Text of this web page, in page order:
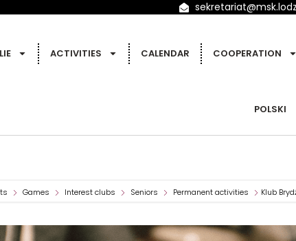
ACTIVITIES CALENDAR COOPERATION
POLSKI
Games Interest clubs Seniors Permanent activities Klub